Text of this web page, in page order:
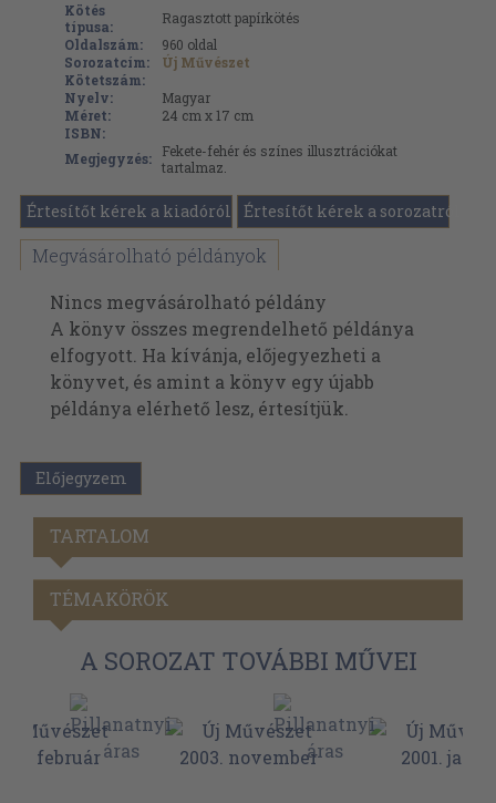
Kötés
típusa:
Ragasztott papírkötés
Oldalszám:
960 oldal
Sorozatcím:
Új Művészet
Kötetszám:
Nyelv:
Magyar
Méret:
24 cm x 17 cm
ISBN:
Megjegyzés:
Fekete-fehér és színes illusztrációkat
tartalmaz.
Értesítőt kérek a kiadóról Értesítőt kérek a sorozatról
Megvásárolható példányok
Nincs megvásárolható példány
A könyv összes megrendelhető példánya
elfogyott. Ha kívánja, előjegyezheti a
könyvet, és amint a könyv egy újabb
példánya elérhető lesz, értesítjük.
Előjegyzem
TARTALOM
TÉMAKÖRÖK
A SOROZAT TOVÁBBI MŰVEI